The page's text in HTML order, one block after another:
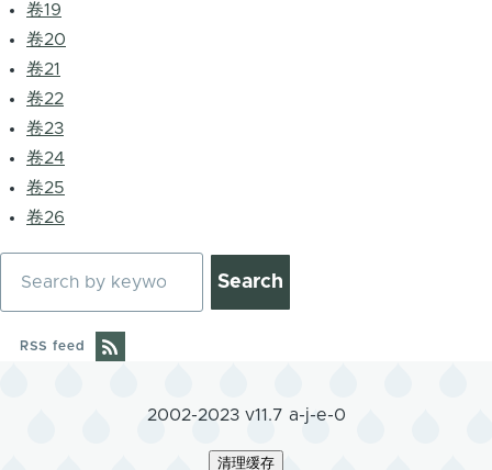
卷19
卷20
卷21
卷22
卷23
卷24
卷25
卷26
RSS feed
2002-2023 v11.7 a-j-e-0